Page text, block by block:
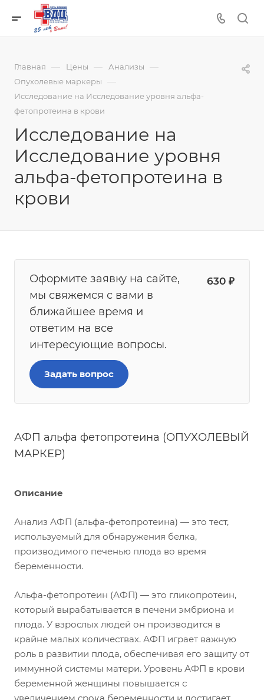
Главная — Цены — Анализы —
Опухолевые маркеры —
Исследование на Исследование уровня альфа-
фетопротеина в крови
Исследование на
Исследование уровня
альфа-фетопротеина в
крови
Оформите заявку на сайте,
мы свяжемся с вами в
ближайшее время и
ответим на все
интересующие вопросы.
630 ₽
Задать вопрос
АФП альфа фетопротеина (ОПУХОЛЕВЫЙ
МАРКЕР)
Описание
Анализ АФП (альфа-фетопротеина) — это тест,
используемый для обнаружения белка,
производимого печенью плода во время
беременности.
Альфа-фетопротеин (АФП) — это гликопротеин,
который вырабатывается в печени эмбриона и
плода. У взрослых людей он производится в
крайне малых количествах. АФП играет важную
роль в развитии плода, обеспечивая его защиту от
иммунной системы матери. Уровень АФП в крови
беременной женщины повышается с